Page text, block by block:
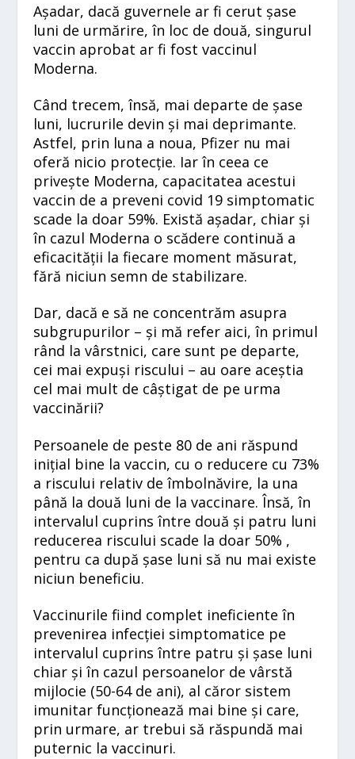
Așadar, dacă guvernele ar fi cerut șase
luni de urmărire, în loc de două, singurul
vaccin aprobat ar fi fost vaccinul
Moderna.
Când trecem, însă, mai departe de șase
luni, lucrurile devin și mai deprimante.
Astfel, prin luna a noua, Pfizer nu mai
oferă nicio protecție. Iar în ceea ce
privește Moderna, capacitatea acestui
vaccin de a preveni covid 19 simptomatic
scade la doar 59%. Există așadar, chiar și
în cazul Moderna o scădere continuă a
eficacității la fiecare moment măsurat,
fără niciun semn de stabilizare.
Dar, dacă e să ne concentrăm asupra
subgrupurilor – și mă refer aici, în primul
rând la vârstnici, care sunt pe departe,
cei mai expuși riscului – au oare aceștia
cel mai mult de câștigat de pe urma
vaccinării?
Persoanele de peste 80 de ani răspund
inițial bine la vaccin, cu o reducere cu 73%
a riscului relativ de îmbolnăvire, la una
până la două luni de la vaccinare. Însă, în
intervalul cuprins între două și patru luni
reducerea riscului scade la doar 50% ,
pentru ca după șase luni să nu mai existe
niciun beneficiu.
Vaccinurile fiind complet ineficiente în
prevenirea infecției simptomatice pe
intervalul cuprins între patru și șase luni
chiar și în cazul persoanelor de vârstă
mijlocie (50-64 de ani), al căror sistem
imunitar funcționează mai bine și care,
prin urmare, ar trebui să răspundă mai
puternic la vaccinuri.